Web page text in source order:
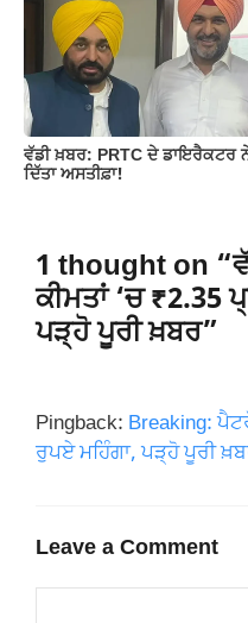
ਵੱਡੀ ਖ਼ਬਰ: PRTC ਦੇ ਡਾਇਰੈਕਟਰ
ਦਿੱਤਾ ਅਸਤੀਫ਼ਾ!
1 thought on
ਕੀਮਤਾਂ ‘ਚ ₹2.35
ਪੜ੍ਹੋ ਪੂਰੀ ਖ਼ਬਰ”
Pingback: Breaking:
ਰੁਪਏ ਮਹਿੰਗਾ, ਪੜ੍ਹੋ ਪੂਰੀ
Leave a Comment